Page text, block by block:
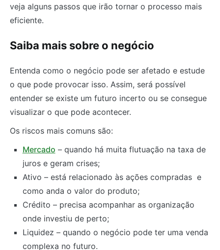
veja alguns passos que irão tornar o processo mais
eficiente.
Saiba mais sobre o negócio
Entenda como o negócio pode ser afetado e estude
o que pode provocar isso. Assim, será possível
entender se existe um futuro incerto ou se consegue
visualizar o que pode acontecer.
Os riscos mais comuns são:
Mercado – quando há muita flutuação na taxa de
juros e geram crises;
Ativo – está relacionado às ações compradas e
como anda o valor do produto;
Crédito – precisa acompanhar as organização
onde investiu de perto;
Liquidez – quando o negócio pode ter uma venda
complexa no futuro.